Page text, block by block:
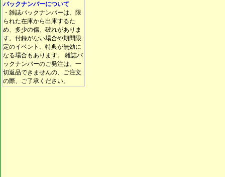
バックナンバーについて
・雑誌バックナンバーは、限
られた在庫から出庫するた
め、多少の傷、破れがありま
す。付録がない場合や期間限
定のイベント、特典が無効に
なる場合もあります。 雑誌バ
ックナンバーのご発注は、一
切返品できませんの、ご注文
の際、ご了承ください。